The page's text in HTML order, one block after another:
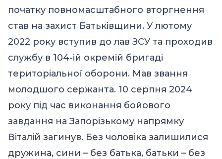
початку повномасштабного вторгнення
став на захист Батьківщини. У лютому
2022 року вступив до лав ЗСУ та проходив
службу в 104-ій окремій бригаді
територіальної оборони. Мав звання
молодшого сержанта. 10 серпня 2024
року під час виконання бойового
завдання на Запорізькому напрямку
Віталій загинув. Без чоловіка залишилися
дружина, сини – без батька, батьки – без